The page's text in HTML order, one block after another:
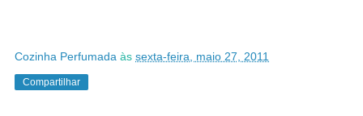
Cozinha Perfumada às sexta-feira, maio 27, 2011
Compartilhar